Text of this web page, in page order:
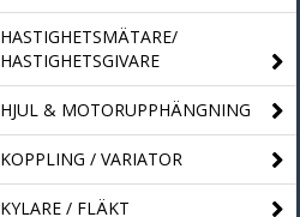
HASTIGHETSMÄTARE/
HASTIGHETSGIVARE
HJUL & MOTORUPPHÄNGNING
KOPPLING / VARIATOR
KYLARE / FLÄKT